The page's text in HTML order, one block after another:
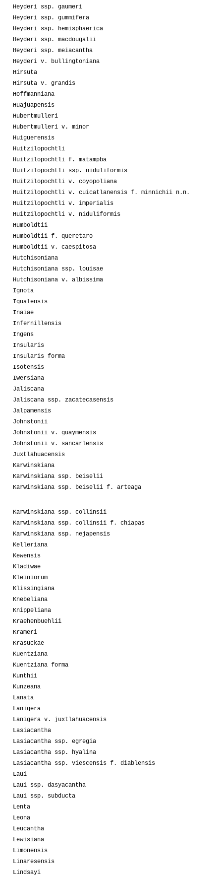
Heyderi ssp. gaumeri
Heyderi ssp. gummifera
Heyderi ssp. hemisphaerica
Heyderi ssp. macdougalii
Heyderi ssp. meiacantha
Heyderi v. bullingtoniana
Hirsuta
Hirsuta v. grandis
Hoffmanniana
Huajuapensis
Hubertmulleri
Hubertmulleri v. minor
Huiguerensis
Huitzilopochtli
Huitzilopochtli f. matampba
Huitzilopochtli ssp. niduliformis
Huitzilopochtli v. coyopoliana
Huitzilopochtli v. cuicatlanensis f. minnichii n.n.
Huitzilopochtli v. imperialis
Huitzilopochtli v. niduliformis
Humboldtii
Humboldtii f. queretaro
Humboldtii v. caespitosa
Hutchisoniana
Hutchisoniana ssp. louisae
Hutchisoniana v. albissima
Ignota
Igualensis
Inaiae
Infernillensis
Ingens
Insularis
Insularis forma
Isotensis
Iwersiana
Jaliscana
Jaliscana ssp. zacatecasensis
Jalpamensis
Johnstonii
Johnstonii v. guaymensis
Johnstonii v. sancarlensis
Juxtlahuacensis
Karwinskiana
Karwinskiana ssp. beiselii
Karwinskiana ssp. beiselii f. arteaga
Karwinskiana ssp. collinsii
Karwinskiana ssp. collinsii f. chiapas
Karwinskiana ssp. nejapensis
Kelleriana
Kewensis
Kladiwae
Kleiniorum
Klissingiana
Knebeliana
Knippeliana
Kraehenbuehlii
Krameri
Krasuckae
Kuentziana
Kuentziana forma
Kunthii
Kunzeana
Lanata
Lanigera
Lanigera v. juxtlahuacensis
Lasiacantha
Lasiacantha ssp. egregia
Lasiacantha ssp. hyalina
Lasiacantha ssp. viescensis f. diablensis
Laui
Laui ssp. dasyacantha
Laui ssp. subducta
Lenta
Leona
Leucantha
Lewisiana
Limonensis
Linaresensis
Lindsayi